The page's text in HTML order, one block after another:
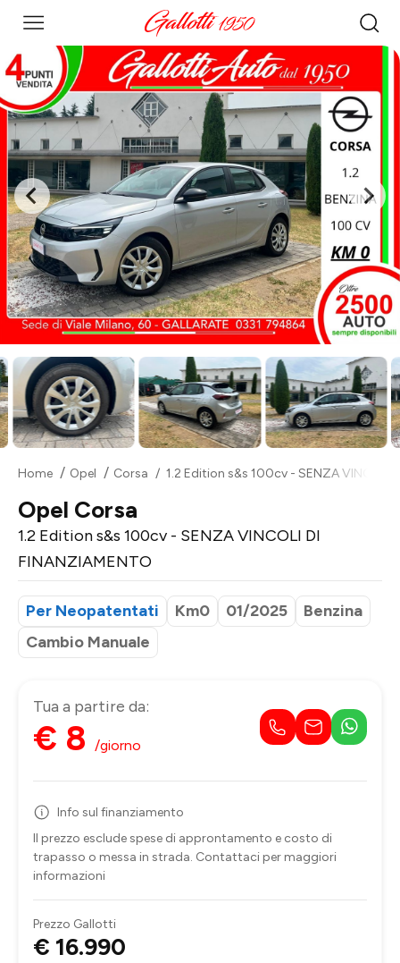
Home Opel Corsa 1.2 Edition s&s 100cv - SENZA VINCOLI
Opel Corsa
1.2 Edition s&s 100cv - SENZA VINCOLI DI
FINANZIAMENTO
Per Neopatentati Km0 01/2025
Benzina
Cambio Manuale
Tua a partire da:
€ 8 /giorno
Info sul finanziamento
Il prezzo esclude spese di approntamento e costo di
trapasso o messa in strada. Contattaci per maggiori
informazioni
Prezzo Gallotti
€ 16.990